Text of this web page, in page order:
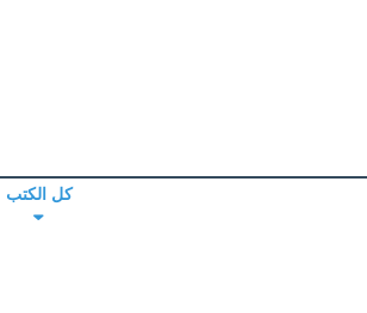
كل الكتب